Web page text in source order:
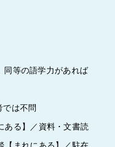
等の語学力があれば
は不問
る】／資料・文書読
【まれにある】／駐在